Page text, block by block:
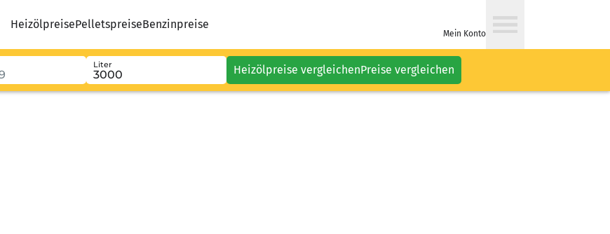
HeizölpreisePelletspreiseBenzinpreise
Mein Konto
Liter Heizölpreise vergleichenPreise vergleichen